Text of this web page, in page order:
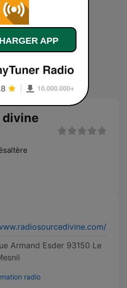
divine
Armand Esder 93150 Le
radio
APP